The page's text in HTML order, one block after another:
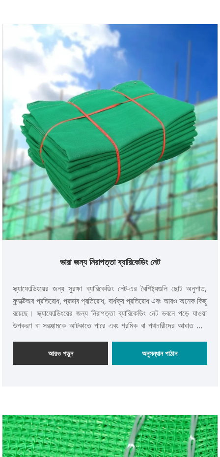
ভারা জন্য নিরাপত্তা ব্যারিকেডিং নেট
স্ক্যাফোল্ডিংয়ের জন্য সুরক্ষা ব্যারিকেডিং নেট-এর বৈশিষ্ট্যগুলি ছোট অনুপাত,
ফ্র্যাক্টঅর প্রতিরোধ, প্রভাব প্রতিরোধ, বার্ধক্য প্রতিরোধ এবং আরও অনেক কিছু
রয়েছে। স্ক্যাফোল্ডিংয়ের জন্য নিরাপত্তা ব্যারিকেডিং নেট ভবনে পড়ে যাওয়া
উপকরণ বা সরঞ্জামকে আটকাতে পারে এবং শ্রমিক বা পথচারীদের আঘাত রোধ
আরও পড়ুন অনুসন্ধান পাঠান